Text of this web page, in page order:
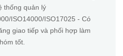
thống quản lý
ISO14000/ISO17025 - Có
giao tiếp và phối hợp làm
tốt.